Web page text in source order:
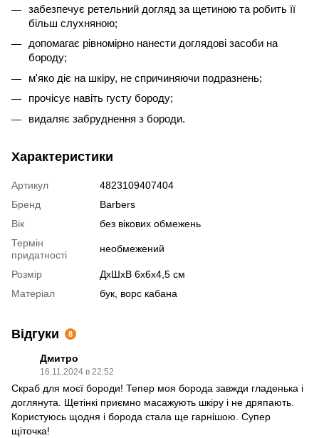
забезпечує ретельний догляд за щетиною та робить її
більш слухняною;
допомагає рівномірно нанести доглядові засоби на
бороду;
м'яко діє на шкіру, не спричиняючи подразнень;
прочісує навіть густу бороду;
видаляє забруднення з бороди.
Характеристики
Артикул
4823109407404
Бренд
Barbers
Вік
без вікових обмежень
Термін
придатності
необмежений
Розмір
ДхШхВ 6х6х4,5 см
Матеріал
бук, ворс кабана
Відгуки 8
Дмитро
16.11.2024 в 22:52
Скраб для моєї бороди! Тепер моя борода завжди гладенька і
доглянута. Щетінкі приємно масажують шкіру і не дряпають.
Користуюсь щодня і борода стала ще гарнішою. Супер
щіточка!